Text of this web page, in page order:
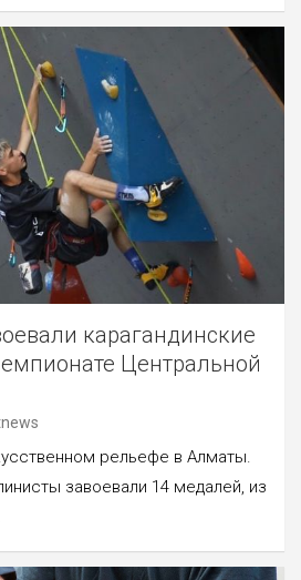
карагандинские
Центральной
рельефе в Алматы.
завоевали 14 медалей, из